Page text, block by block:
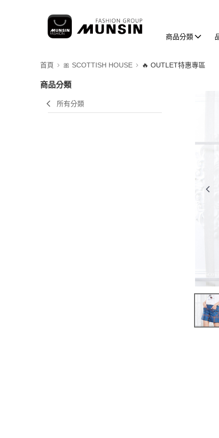
商品分類
首頁 🎀 SCOTTISH HOUSE 🔥 OUTLET特惠專區
商品分類
所有分類